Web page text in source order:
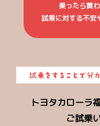
乗ったら買
試乗に対する不安
トヨタカローラ
ご試乗